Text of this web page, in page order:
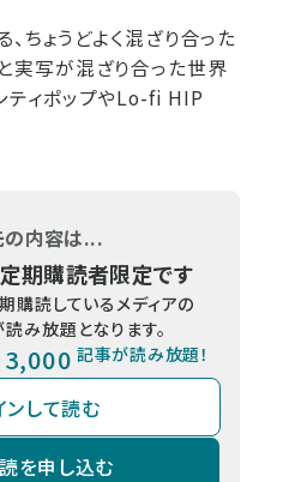
ちょうどよく混ざり合った
実写が混ざり合った世界
ティポップやLo-fi HIP
の内容は...
定期購読者限定です
購読しているメディアの
み放題となります。
3,000 記事が読み放題！
ンして読む
を申し込む